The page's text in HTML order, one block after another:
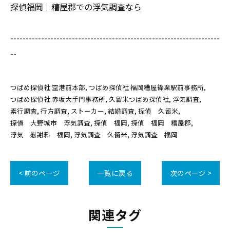
探偵福岡｜糟屋郡での浮気調査なら
--------------------------------------------------------------------
--
つばめ探偵社 空港前本部 つばめ探偵社 福岡糟屋篠栗駅前事務所
つばめ探偵社 赤坂大手門事務所 久留米つばめ探偵社 浮気調査
素行調査 行方調査 ストーカー 結婚調査 探偵 久留米
探偵 大野城市 浮気調査 探偵 福岡 探偵 福岡 糟屋郡
浮気 慰謝料 福岡 浮気調査 久留米 浮気調査 福岡
< 前のページ 一覧に戻る 次のページ >
関連タグ